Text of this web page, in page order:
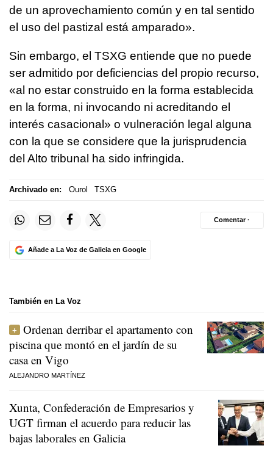
de un aprovechamiento común y en tal sentido
el uso del pastizal está amparado».
Sin embargo, el TSXG entiende que no puede
ser admitido por deficiencias del propio recurso,
«al no estar construido en la forma establecida
en la forma, ni invocando ni acreditando el
interés casacional» o vulneración legal alguna
con la que se considere que la jurisprudencia
del Alto tribunal ha sido infringida.
Archivado en: Ourol TSXG
Añade a La Voz de Galicia en Google
Comentar ·
También en La Voz
Ordenan derribar el apartamento con
piscina que montó en el jardín de su
casa en Vigo
ALEJANDRO MARTÍNEZ
Xunta, Confederación de Empresarios y
UGT firman el acuerdo para reducir las
bajas laborales en Galicia